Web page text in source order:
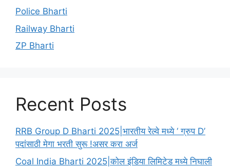
Police Bharti
Railway Bharti
ZP Bharti
Recent Posts
RRB Group D Bharti 2025|भारतीय रेल्वे मध्ये ‘ ग्रुप D’
पदांसाठी मेगा भरती सुरू !असर करा अर्ज
Coal India Bharti 2025|कोल इंडिया लिमिटेड मध्ये निघाली